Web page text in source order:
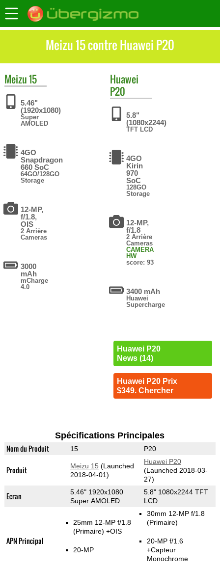
Meizu 15 contre Huawei P20
Meizu15
5.46"
(1920x1080)
Super
AMOLED
4GO
Snapdragon
660 SoC
64GO/128GO
Storage
12-MP,
f/1.8,
OIS
2 Arrière
Cameras
3000
mAh
mCharge
4.0
Huawei
P20
5.8"
(1080x2244)
TFT LCD
4GO
Kirin
970
SoC
128GO
Storage
12-MP,
f/1.8
2 Arrière
Cameras
CAMERA
HW
score: 93
3400 mAh
Huawei
Supercharge
Huawei P20
News (14)
Huawei P20 Prix
$349. Chercher
Spécifications Principales
Nom du Produit 15 P20
Produit Meizu 15 (Launched
2018-04-01)
Huawei P20
(Launched 2018-03-
27)
Ecran
5.46" 1920x1080
Super AMOLED
5.8" 1080x2244 TFT
LCD
APN Principal
25mm 12-MP f/1.8
(Primaire) +OIS
20-MP
30mm 12-MP f/1.8
(Primaire)
20-MP f/1.6
+Capteur
Monochrome